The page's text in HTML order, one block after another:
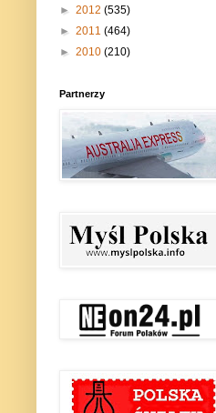
► 2012 (535)
► 2011 (464)
► 2010 (210)
Partnerzy